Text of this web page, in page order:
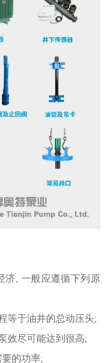
济, 一般应遵循下列原
等于油井的总动压头;
效尽可能达到很高;
的功率;